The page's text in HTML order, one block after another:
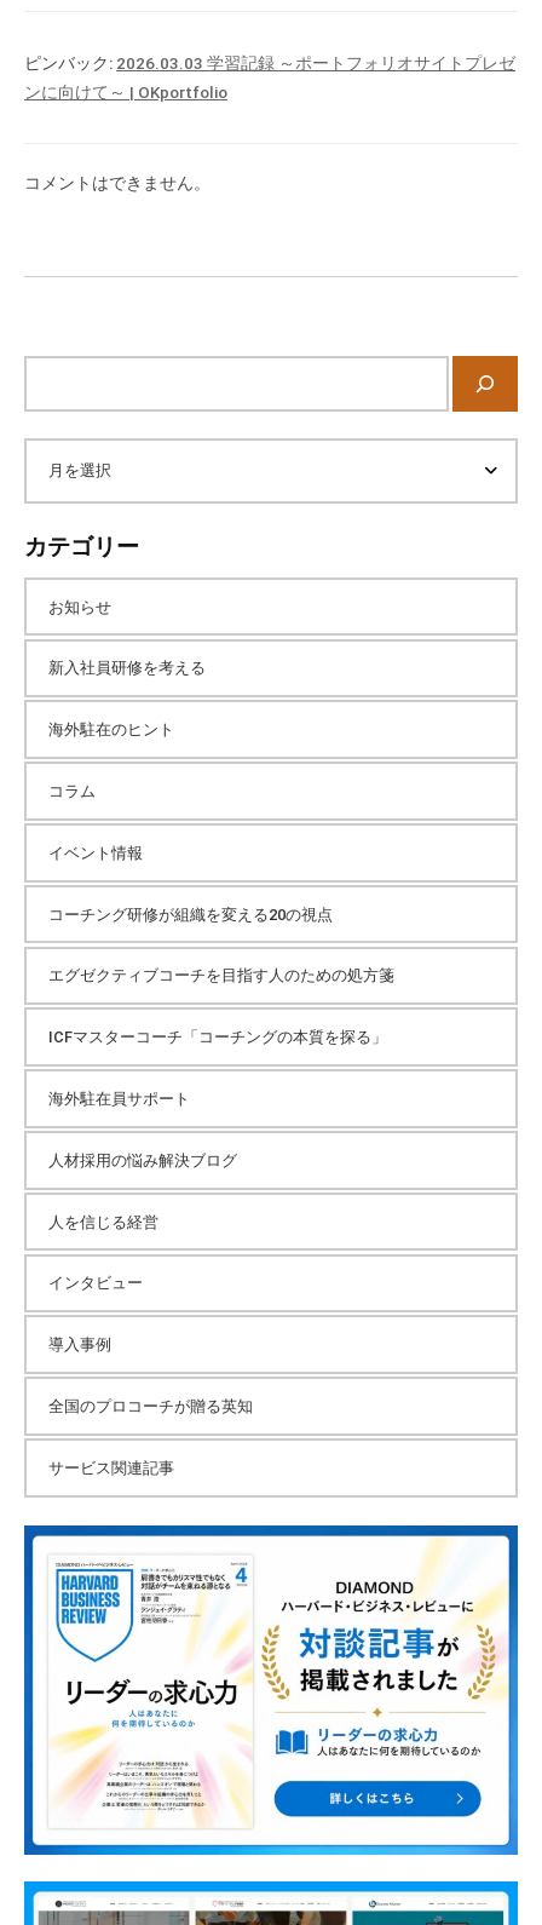
ピンバック: 2026.03.03 学習記録 ～ポートフォリオサイトプレゼ
ンに向けて～ | OKportfolio
コメントはできません。
索
ー
カテゴリー
お知らせ
新入社員研修を考える
海外駐在のヒント
コラム
イベント情報
コーチング研修が組織を変える20の視点
エグゼクティブコーチを目指す人のための処方箋
ICFマスターコーチ「コーチングの本質を探る」
海外駐在員サポート
人材採用の悩み解決ブログ
人を信じる経営
インタビュー
導入事例
全国のプロコーチが贈る英知
サービス関連記事